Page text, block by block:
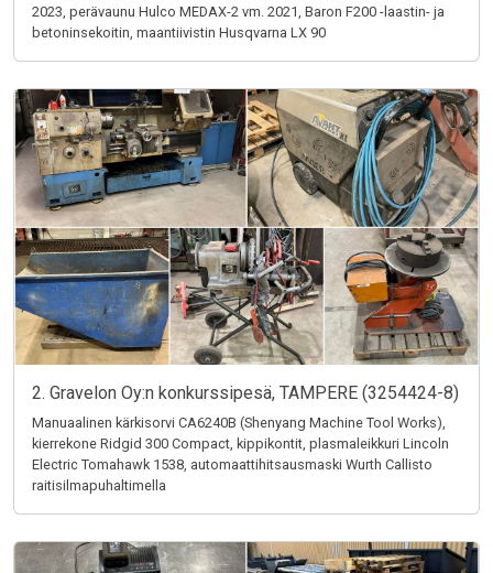
2023, perävaunu Hulco MEDAX-2 vm. 2021, Baron F200 -laastin- ja
betoninsekoitin, maantiivistin Husqvarna LX 90
2. Gravelon Oy:n konkurssipesä, TAMPERE (3254424-8)
Manuaalinen kärkisorvi CA6240B (Shenyang Machine Tool Works),
kierrekone Ridgid 300 Compact, kippikontit, plasmaleikkuri Lincoln
Electric Tomahawk 1538, automaattihitsausmaski Wurth Callisto
raitisilmapuhaltimella